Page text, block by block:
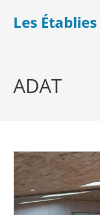
Les Établies
ADAT